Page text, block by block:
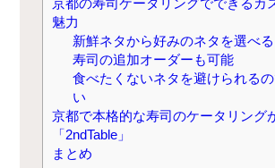
京都の寿司ケータリングでできるカ
魅力
新鮮ネタから好みのネタを選べる
寿司の追加オーダーも可能
食べたくないネタを避けられる
い
京都で本格的な寿司のケータリング
「2ndTable」
まとめ